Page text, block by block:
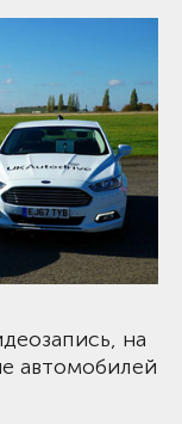
на
автомобилей